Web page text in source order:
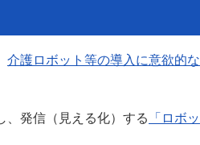
介護ロボット等の導入に意欲的な
、発信（見える化）する
「ロボッ